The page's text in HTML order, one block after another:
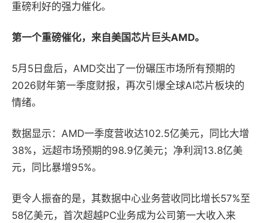
重磅利好的强力催化。
第一个重磅催化，来自美国芯片巨头AMD。
5月 5 日盘后， AMD交出了一份碾压市场所有预期的
2026财年第一季度财报，再次引爆全球AI芯片板块的
情绪。
数据显示： AMD一季度营收达102.5亿美元，同比大增
38% ，远超市场预期的98.9亿美元；净利润 13.8亿美
元，同比暴增95%。
更令人振奋的是，其数据中心业务营收同比增长57%至
58亿美元，首次超越PC业务成为公司第一大收入来